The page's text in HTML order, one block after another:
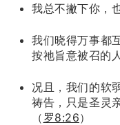
我总不撇下你，
我们晓得万事都
按祂旨意被召的
况且，我们的软
祷告，只是圣灵
（ 罗8:26）